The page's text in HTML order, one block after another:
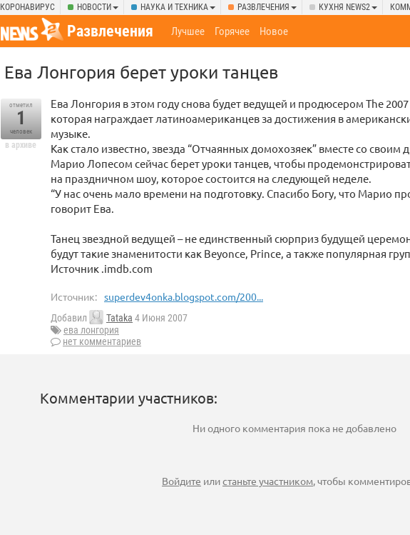
КОРОНАВИРУС НОВОСТИ НАУКА И ТЕХНИКА РАЗВЛЕЧЕНИЯ КУХНЯ NEWS2
Развлечения Лучшее Горячее Новое
Ева Лонгория берет уроки танцев
отметил
1
человек
в архиве
Ева Лонгория в этом году снова будет ведущей и продюсером The
которая награждает латиноамериканцев за достижения в
музыке.
Как стало известно, звезда “Отчаянных домохозяек” вместе со
Марио Лопесом сейчас берет уроки танцев, чтобы
на праздничном шоу, которое состоится на следующей неделе.
“У нас очень мало времени на подготовку. Спасибо Богу, что Марио
говорит Ева.
Танец звездной ведущей – не единственный сюрприз будущей
будут такие знаменитости как Beyonce, Prince, а также популярная
Источник .imdb.com
Источник: superdev4onka.blogspot.com/200...
Добавил Tataka 4 Июня 2007
ева лонгория
нет комментариев
Комментарии участников:
Ни одного комментария пока не добавлено
Войдите илистаньте участником, чтобы